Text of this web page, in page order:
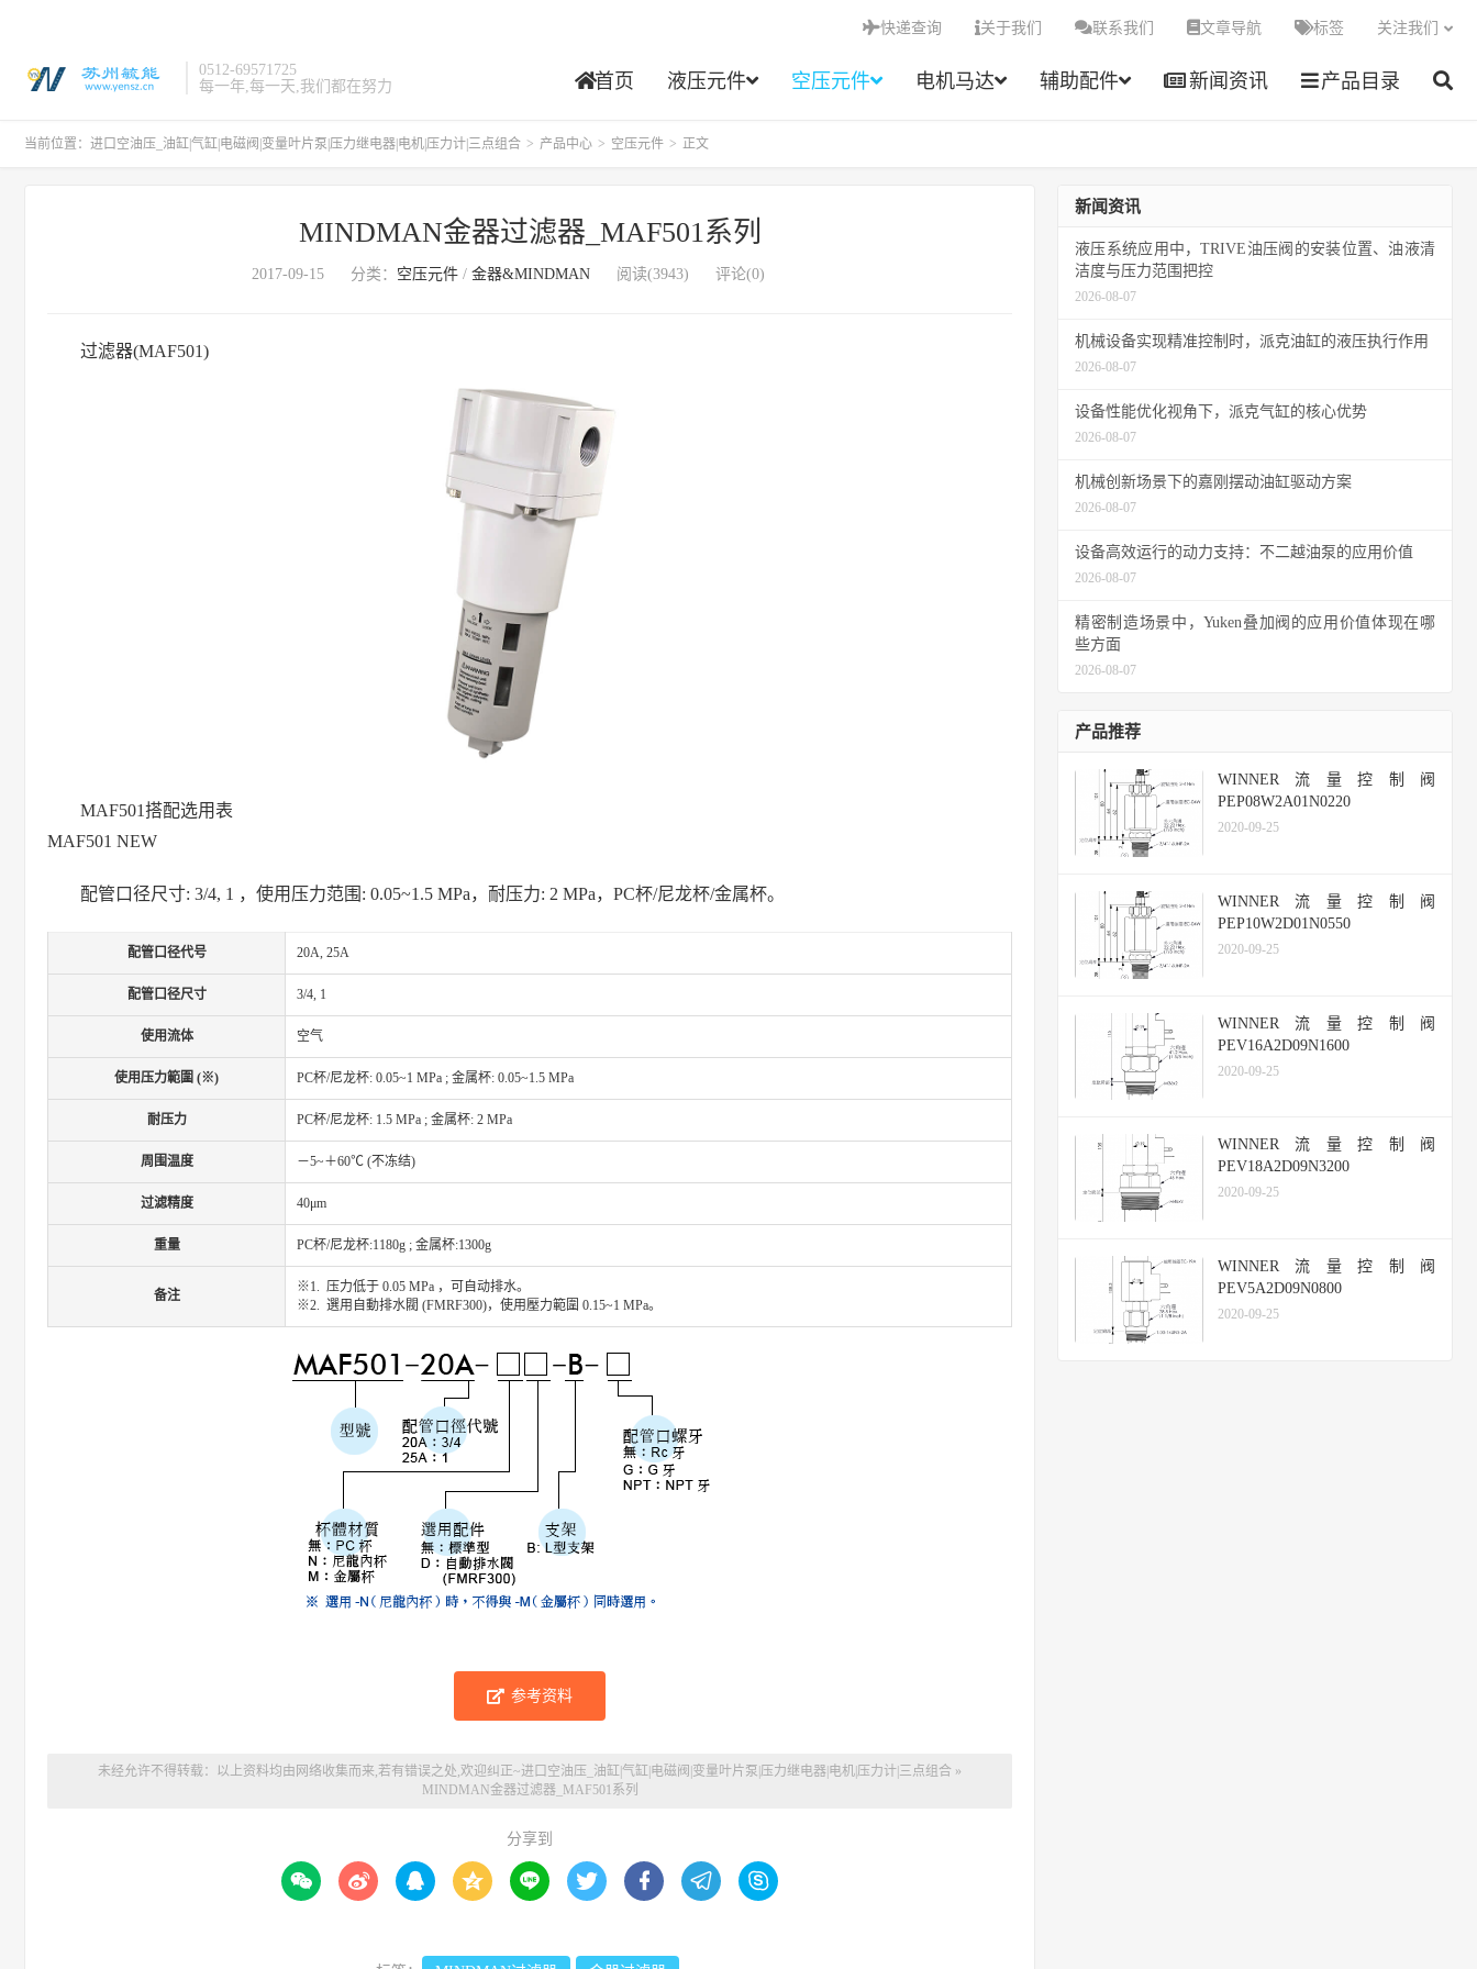
0512-69571725
每一年,每一天,我们都在努力
首页 液压元件 空压元件 电机马达 辅助配件 新闻资讯 产品目录
快递查询 关于我们 联系我们 文章导航 标签 关注我们
当前位置： 进口空油压_油缸|气缸|电磁阀|变量叶片泵|压力继电器|电机|压力计|三点组合 > 产品中心 > 空压元件 > 正文
MINDMAN金器过滤器_MAF501系列
2017-09-15 分类： 空压元件/ 金器&MINDMAN 阅读(3943) 评论(0)
过滤器(MAF501)
MAF501搭配选用表
MAF501 NEW
配管口径尺寸: 3/4, 1 ，使用压力范围: 0.05~1.5 MPa，耐压力: 2 MPa，PC杯/尼龙杯/金属杯。
配管口径代号 20A, 25A
配管口径尺寸 3/4, 1
使用流体 空气
使用压力範圍 (※) PC杯/尼龙杯: 0.05~1 MPa ; 金属杯: 0.05~1.5 MPa
耐压力 PC杯/尼龙杯: 1.5 MPa ; 金属杯: 2 MPa
周围温度 －5~＋60℃ (不冻结)
过滤精度 40μm
重量 PC杯/尼龙杯:1180g ; 金属杯:1300g
备注
※1. 压力低于 0.05 MPa ，可自动排水。
※2. 選用自動排水閥 (FMRF300)，使用壓力範圍 0.15~1 MPa。
参考资料
未经允许不得转载：以上资料均由网络收集而来,若有错误之处,欢迎纠正~进口空油压_油缸|气缸|电磁阀|变量叶片泵|压力继电器|电机|压力计|三点组合 »
MINDMAN金器过滤器_MAF501系列
分享到
        
新闻资讯
液压系统应用中，TRIVE油压阀的安装位置、油液清
洁度与压力范围把控
2026-08-07
机械设备实现精准控制时，派克油缸的液压执行作用
2026-08-07
设备性能优化视角下，派克气缸的核心优势
2026-08-07
机械创新场景下的嘉刚摆动油缸驱动方案
2026-08-07
设备高效运行的动力支持：不二越油泵的应用价值
2026-08-07
精密制造场景中，Yuken叠加阀的应用价值体现在哪
些方面
2026-08-07
产品推荐
WINNER流量控制阀
PEP08W2A01N0220
2020-09-25
WINNER流量控制阀
PEP10W2D01N0550
2020-09-25
WINNER流量控制阀
PEV16A2D09N1600
2020-09-25
WINNER流量控制阀
PEV18A2D09N3200
2020-09-25
WINNER流量控制阀
PEV5A2D09N0800
2020-09-25